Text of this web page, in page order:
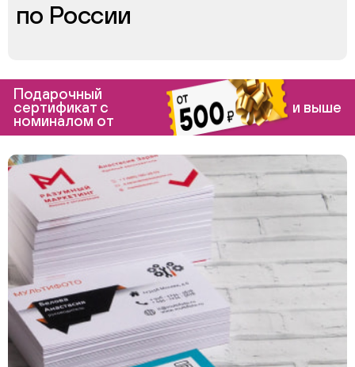
по России
Подарочный
сертификат с
номиналом от
и выше